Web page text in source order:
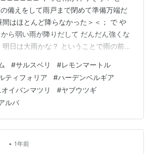
備えをして雨戸まで閉めて準備万端だ
間はほとんど降らなかった＞＜； で や
ら弱い雨が降りだして だんだん強くな
明日は大雨かな？ ということで雨の前に
ていたのを丁寧にほどいて切り戻し
before after デュランタ・アルバ この枝
にグルングルキュウキュウ絡まれていた
はい すっきり～＾＾ｖ それにしても
にしては珍しく この枝は…
#サルスベリ #レモンマートル
ティフォリア #ハーデンベルギア
オイバンマツリ #ヤブウツギ
ルバ
• 1年前